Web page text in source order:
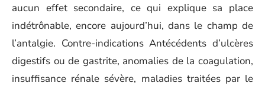
aucun effet secondaire, ce qui explique sa place
indétrônable, encore aujourd’hui, dans le champ de
l’antalgie. Contre-indications Antécédents d’ulcères
digestifs ou de gastrite, anomalies de la coagulation,
insuffisance rénale sévère, maladies traitées par le